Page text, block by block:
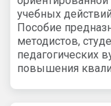
учебных
Пособие
методистов,
педагогических
повышения